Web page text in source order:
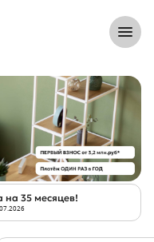
рассрочка
на 35 месяцев!